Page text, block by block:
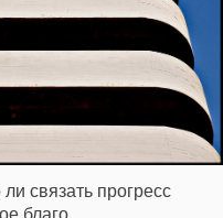
связать прогресс
благо